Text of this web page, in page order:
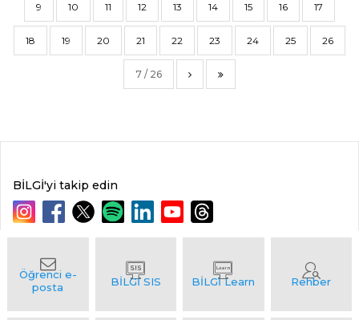
9 10 11 12 13 14 15 16 17
18 19 20 21 22 23 24 25 26
7 / 26
BİLGİ'yi takip edin